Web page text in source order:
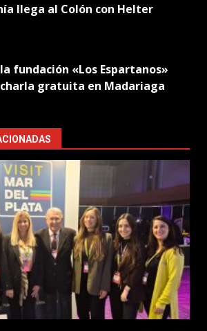
llega al Colón con Helter
fundación «Los Espartanos»
gratuita en Madariaga